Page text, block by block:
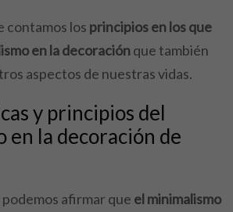
contamos los principios en los que
en la decoraciónque también
aspectos de nuestras vidas.
y principios del
en la decoración de
afirmar que el minimalismo